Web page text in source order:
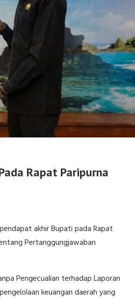
Rapat Paripurna
akhir Bupati pada Rapat
Pertanggungjawaban
Pengecualian terhadap Laporan
keuangan daerah yang